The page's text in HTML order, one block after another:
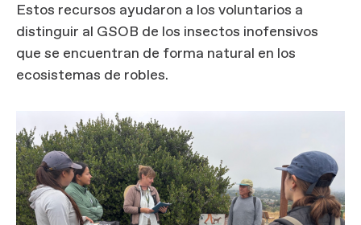
Estos recursos ayudaron a los voluntarios a
distinguir al GSOB de los insectos inofensivos
que se encuentran de forma natural en los
ecosistemas de robles.